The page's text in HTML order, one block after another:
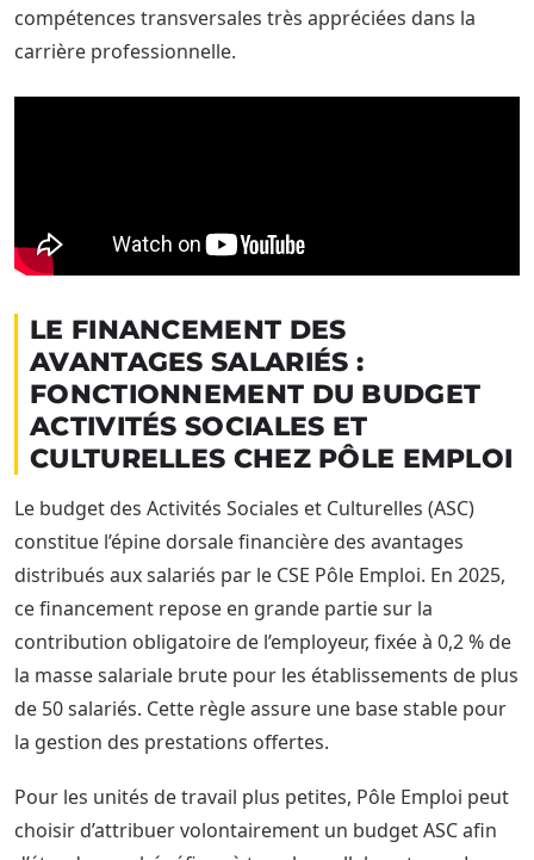
compétences transversales très appréciées dans la
carrière professionnelle.
LE FINANCEMENT DES
AVANTAGES SALARIÉS :
FONCTIONNEMENT DU BUDGET
ACTIVITÉS SOCIALES ET
CULTURELLES CHEZ PÔLE EMPLOI
Le budget des Activités Sociales et Culturelles (ASC)
constitue l’épine dorsale financière des avantages
distribués aux salariés par le CSE Pôle Emploi. En 2025,
ce financement repose en grande partie sur la
contribution obligatoire de l’employeur, fixée à 0,2 % de
la masse salariale brute pour les établissements de plus
de 50 salariés. Cette règle assure une base stable pour
la gestion des prestations offertes.
Pour les unités de travail plus petites, Pôle Emploi peut
choisir d’attribuer volontairement un budget ASC afin